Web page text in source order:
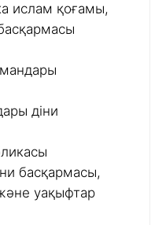
ислам қоғамы,
діни
басқармасы,
уақыфтар